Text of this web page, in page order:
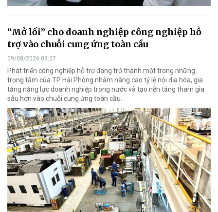
“Mở lối” cho doanh nghiệp công nghiệp hỗ
trợ vào chuỗi cung ứng toàn cầu
09/08/2026 03:27
Phát triển công nghiệp hỗ trợ đang trở thành một trong những
trọng tâm của TP Hải Phòng nhằm nâng cao tỷ lệ nội địa hóa, gia
tăng năng lực doanh nghiệp trong nước và tạo nền tảng tham gia
sâu hơn vào chuỗi cung ứng toàn cầu.